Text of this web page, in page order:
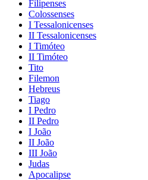
Filipenses
Colossenses
I Tessalonicenses
II Tessalonicenses
I Timóteo
II Timóteo
Tito
Filemon
Hebreus
Tiago
I Pedro
II Pedro
I João
II João
III João
Judas
Apocalipse